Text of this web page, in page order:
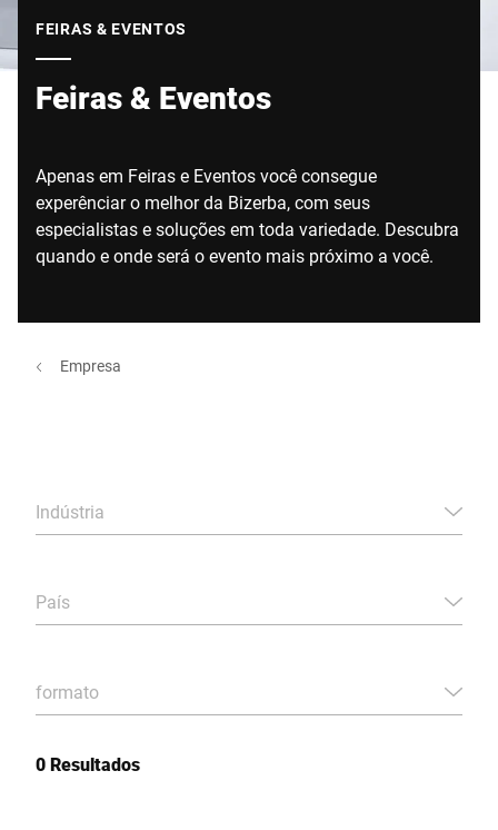
FEIRAS & EVENTOS
Feiras & Eventos
Apenas em Feiras e Eventos você consegue
experênciar o melhor da Bizerba, com seus
especialistas e soluções em toda variedade. Descubra
quando e onde será o evento mais próximo a você.
Empresa
Indústria
País
formato
0 Resultados